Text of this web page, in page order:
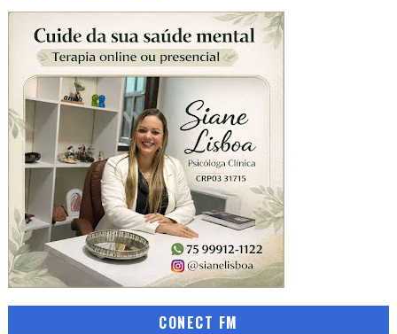
CONECT FM